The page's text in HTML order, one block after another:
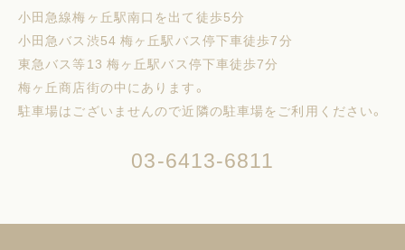
小田急線梅ヶ丘駅南口を出て徒歩5分
小田急バス渋54 梅ヶ丘駅バス停下車徒歩7分
東急バス等13 梅ヶ丘駅バス停下車徒歩7分
梅ヶ丘商店街の中にあります。
駐車場はございませんので近隣の駐車場をご利用ください。
03-6413-6811